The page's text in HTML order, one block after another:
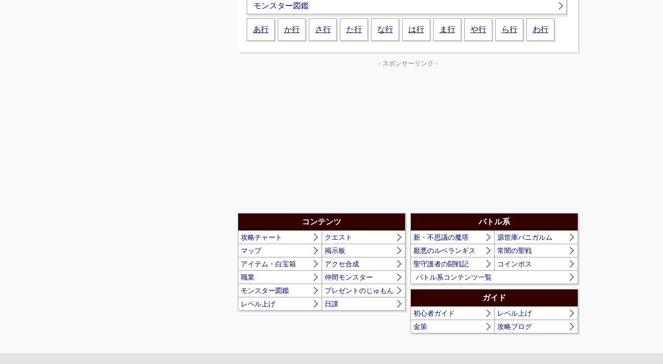
モンスター図鑑
あ行 か行 さ行 た行 な行 は行 ま行 や行 ら行 わ行
- スポンサーリンク -
コンテンツ
攻略チャート
クエスト
マップ
掲示板
アイテム・白宝箱
アクセ合成
職業
仲間モンスター
モンスター図鑑
プレゼントのじゅもん
レベル上げ
日課
バトル系
新・不思議の魔塔
源世庫パニガルム
厭悪のルベランギス
常闇の聖戦
聖守護者の闘戦記
コインボス
バトル系コンテンツ一覧
ガイド
初心者ガイド
レベル上げ
金策
攻略ブログ